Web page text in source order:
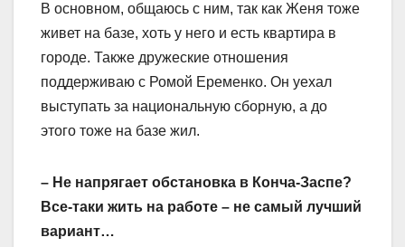
В основном, общаюсь с ним, так как Женя тоже
живет на базе, хоть у него и есть квартира в
городе. Также дружеские отношения
поддерживаю с Ромой Еременко. Он уехал
выступать за национальную сборную, а до
этого тоже на базе жил.
– Не напрягает обстановка в Конча-Заспе?
Все-таки жить на работе – не самый лучший
вариант…